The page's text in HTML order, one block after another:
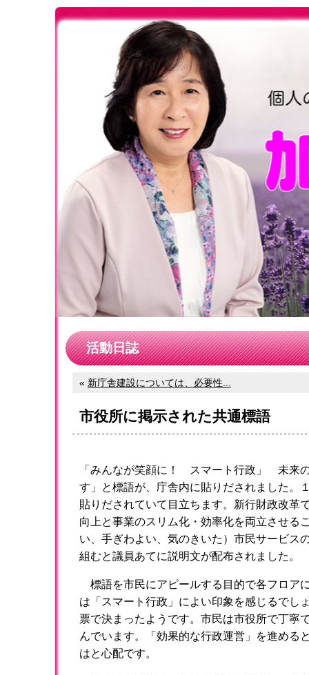
活動日誌
« 新庁舎建設については、必要性...
市役所に掲示された共通標語
「みんなが笑顔に！ スマート行政」 未来
す」と標語が、庁舎内に貼りだされました。
貼りだされていて目立ちます。新行財政改革
向上と事業のスリム化・効率化を両立させる
い、手ぎわよい、気のきいた）市民サービス
組むと議員あてに説明文が配布されました。
標語を市民にアピールする目的で各フロア
は「スマート行政」によい印象を感じるでし
票で決まったようです。市民は市役所で丁寧
んでいます。「効果的な行政運営」を進める
はと心配です。